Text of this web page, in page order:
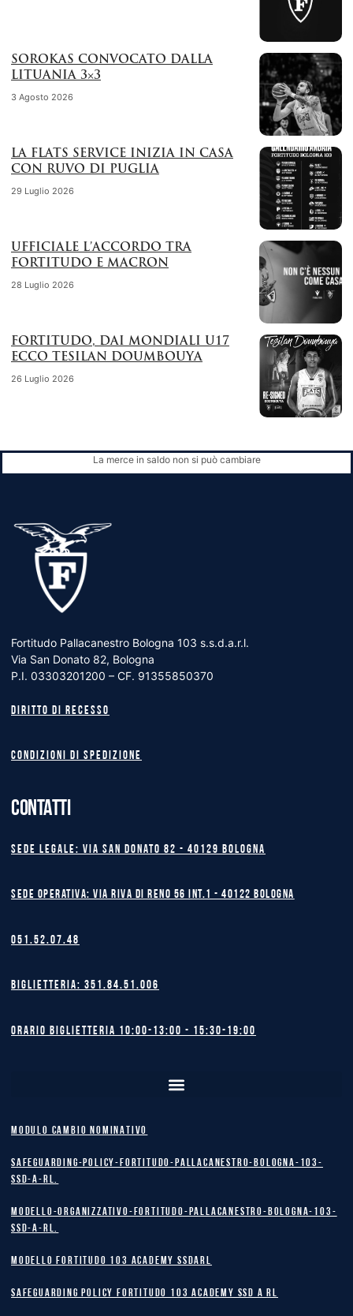
SOROKAS CONVOCATO DALLA
LITUANIA 3×3
3 Agosto 2026
LA FLATS SERVICE INIZIA IN CASA
CON RUVO DI PUGLIA
29 Luglio 2026
UFFICIALE L’ACCORDO TRA
FORTITUDO E MACRON
28 Luglio 2026
FORTITUDO, DAI MONDIALI U17
ECCO TESILAN DOUMBOUYA
26 Luglio 2026
La merce in saldo non si può cambiare
Fortitudo Pallacanestro Bologna 103 s.s.d.a.r.l.
Via San Donato 82, Bologna
P.I. 03303201200 – CF. 91355850370
Diritto di recesso
Condizioni di spedizione
CONTATTI
Sede legale: Via San Donato 82 - 40129 BOLOGNA
Sede operativa: Via Riva di Reno 56 int.1 - 40122 BOLOGNA
051.52.07.48
Biglietteria: 351.84.51.006
Orario biglietteria 10:00-13:00 - 15:30-19:00
MODULO CAMBIO NOMINATIVO
safeguarding-policy-Fortitudo-Pallacanestro-Bologna-103-
SSD-A-RL.
Modello-Organizzativo-Fortitudo-Pallacanestro-Bologna-103-
SSD-A-RL.
MODELLO FORTITUDO 103 ACADEMY SSDARL
safeguarding policy Fortitudo 103 Academy SSD A RL